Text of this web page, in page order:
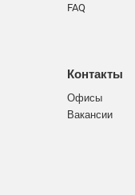
FAQ
Контакты
Офисы
Вакансии